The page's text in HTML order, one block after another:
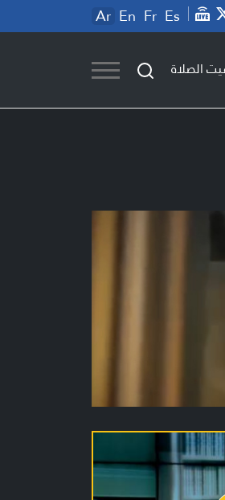
Ar En Fr Es
الصلاة